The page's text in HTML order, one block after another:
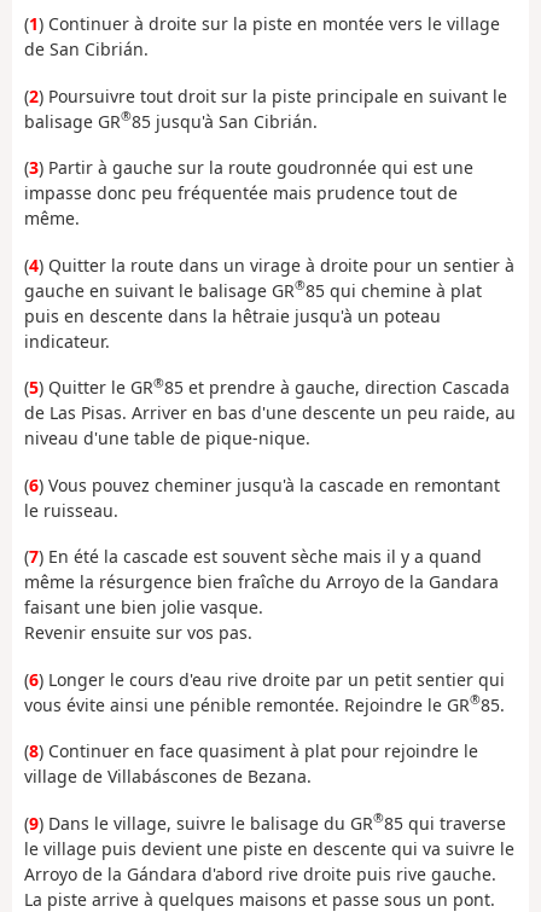
(1) Continuer à droite sur la piste en montée vers le village
de San Cibrián.
(2) Poursuivre tout droit sur la piste principale en suivant le
balisage GR®85 jusqu'à San Cibrián.
(3) Partir à gauche sur la route goudronnée qui est une
impasse donc peu fréquentée mais prudence tout de
même.
(4) Quitter la route dans un virage à droite pour un sentier à
gauche en suivant le balisage GR®85 qui chemine à plat
puis en descente dans la hêtraie jusqu'à un poteau
indicateur.
(5) Quitter le GR®85 et prendre à gauche, direction Cascada
de Las Pisas. Arriver en bas d'une descente un peu raide, au
niveau d'une table de pique-nique.
(6) Vous pouvez cheminer jusqu'à la cascade en remontant
le ruisseau.
(7) En été la cascade est souvent sèche mais il y a quand
même la résurgence bien fraîche du Arroyo de la Gandara
faisant une bien jolie vasque.
Revenir ensuite sur vos pas.
(6) Longer le cours d'eau rive droite par un petit sentier qui
vous évite ainsi une pénible remontée. Rejoindre le GR®85.
(8) Continuer en face quasiment à plat pour rejoindre le
village de Villabáscones de Bezana.
(9) Dans le village, suivre le balisage du GR®85 qui traverse
le village puis devient une piste en descente qui va suivre le
Arroyo de la Gándara d'abord rive droite puis rive gauche.
La piste arrive à quelques maisons et passe sous un pont.